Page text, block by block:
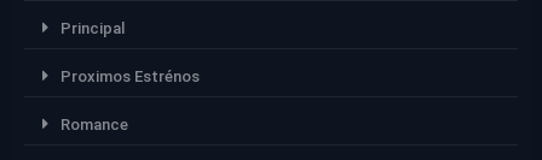
Principal
Proximos Estrénos
Romance